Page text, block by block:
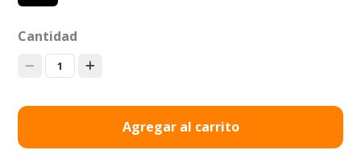
Cantidad
1
Agregar al carrito